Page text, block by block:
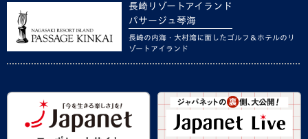
長崎リゾートアイランド
パサージュ琴海
長崎の内海・大村湾に面したゴルフ＆ホテルのリ
ゾートアイランド